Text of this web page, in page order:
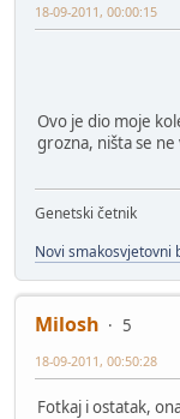
18-09-2011, 00:00:15
Ovo je dio moje
grozna, ništa se
Genetski četnik
Novi smakosvjetovni
Milosh
5
18-09-2011, 00:50:28
Fotkaj i ostatak,